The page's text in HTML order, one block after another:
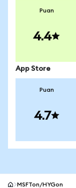
Puan
4.4
App Store
Puan
4.7
MSFTon/HYGon